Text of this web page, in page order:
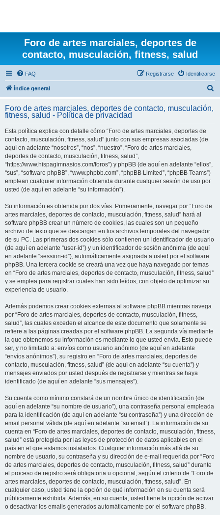
Foro de artes marciales, deportes de
contacto, musculación, fitness, salud
FAQ Identificarse
Registrarse
Índice general
c
Foro de artes marciales, deportes de contacto, musculación,
fitness, salud - Política de privacidad
Esta política explica con detalle cómo “Foro de artes marciales, deportes de
contacto, musculación, fitness, salud” junto con sus empresas asociadas (de
aquí en adelante “nosotros”, “nos”, “nuestro”, “Foro de artes marciales,
deportes de contacto, musculación, fitness, salud”,
“https://www.hispagimnasios.com/foros”) y phpBB (de aquí en adelante “ellos”,
“sus”, “software phpBB”, “www.phpbb.com”, “phpBB Limited”, “phpBB Teams”)
emplean cualquier información obtenida durante cualquier sesión de uso por
usted (de aquí en adelante “su información”).
Su información es obtenida por dos vías. Primeramente, navegar por “Foro de
artes marciales, deportes de contacto, musculación, fitness, salud” hará al
software phpBB crear un número de cookies, las cuales son un pequeño
archivo de texto que se descargan en los archivos temporales del navegador
de su PC. Las primeras dos cookies sólo contienen un identificador de usuario
(de aquí en adelante “user-id”) y un identificador de sesión anónima (de aquí
en adelante “session-id”), automáticamente asignada a usted por el software
phpBB. Una tercera cookie se creará una vez que haya navegado por temas
en “Foro de artes marciales, deportes de contacto, musculación, fitness, salud”
y se emplea para registrar cuales han sido leídos, con objeto de optimizar su
experiencia de usuario.
Además podemos crear cookies externas al software phpBB mientras navega
por “Foro de artes marciales, deportes de contacto, musculación, fitness,
salud”, las cuales exceden el alcance de este documento que solamente se
refiere a las páginas creadas por el software phpBB. La segunda vía mediante
la que obtenemos su información es mediante lo que usted envía. Esto puede
ser, y no limitado a: envíos como usuario anónimo (de aquí en adelante
“envíos anónimos”), su registro en “Foro de artes marciales, deportes de
contacto, musculación, fitness, salud” (de aquí en adelante “su cuenta”) y
mensajes enviados por usted después de registrarse y mientras se haya
identificado (de aquí en adelante “sus mensajes”).
Su cuenta como mínimo constará de un nombre único de identificación (de
aquí en adelante “su nombre de usuario”), una contraseña personal empleada
para la identificación (de aquí en adelante “su contraseña”) y una dirección de
email personal válida (de aquí en adelante “su email”). La información de su
cuenta en “Foro de artes marciales, deportes de contacto, musculación, fitness,
salud” está protegida por las leyes de protección de datos aplicables en el
país en el que estamos instalados. Cualquier información más allá de su
nombre de usuario, su contraseña y su dirección de e-mail requerida por “Foro
de artes marciales, deportes de contacto, musculación, fitness, salud” durante
el proceso de registro será obligatoria u opcional, según el criterio de “Foro de
artes marciales, deportes de contacto, musculación, fitness, salud”. En
cualquier caso, usted tiene la opción de qué información en su cuenta será
públicamente exhibida. Además, en su cuenta, usted tiene la opción de activar
o desactivar los emails generados automáticamente por el software phpBB.